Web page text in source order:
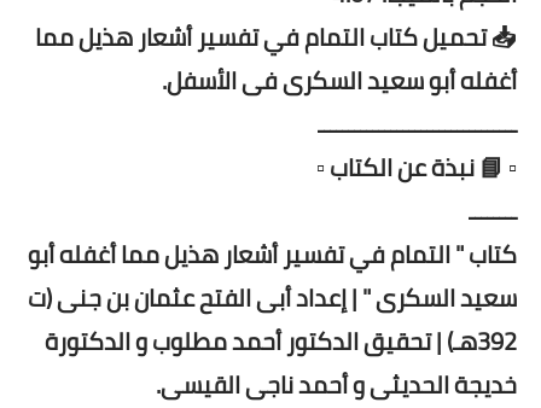
📥 تحميل كتاب التمام في تفسير أشعار هذيل مما
أغفله أبو سعيد السكرى فى الأسفل.
ـــــــــــــــــــــــــــــــــ
▫️ 📘 نبذة عن الكتاب ▫️
ــــــــ
كتاب " التمام في تفسير أشعار هذيل مما أغفله أبو
سعيد السكرى " | إعداد أبى الفتح عثمان بن جنى (ت
392هـ) | تحقيق الدكتور أحمد مطلوب و الدكتورة
خديجة الحديثى و أحمد ناجى القيسى.